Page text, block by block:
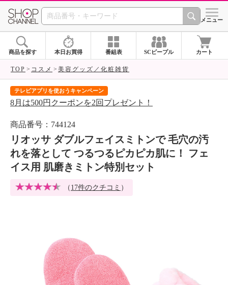
SHOP CHANNEL シメニュー
商品を探す 本日お買得 番組表 SCピープル カート
TOP コスメ 美容グッズ／化粧雑貨
テレビアプリを使おうキャンペーン
8月は500円クーポンを2回プレゼント！
商品番号：744124
リオッサ ダブルフェイスミトンで 毛穴の汚
れを落として つるつるピカピカ肌に！ フェ
イス用 肌磨きミトン特別セット
（ 17件のクチコミ ）